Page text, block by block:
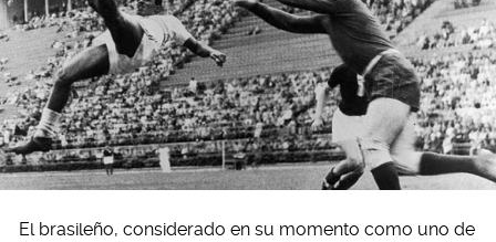
El brasileño, considerado en su momento como uno de